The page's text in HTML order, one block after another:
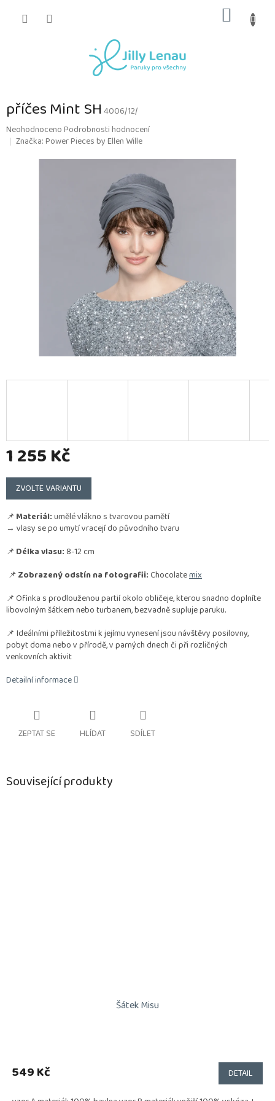
KOŠÍK
příčes Mint SH4006/12/
Průměrné
hodnocení
NeohodnocenoPodrobnosti hodnocení
Značka:Power Pieces by Ellen Wille
1 255 Kč
Měrná
cena:
ZVOLTE VARIANTU
📌Materiál:umělé vlákno s tvarovou pamětí
→ vlasy se po umytí vracejí do původního tvaru
📌Délka vlasu: 8-12 cm
📌Zobrazený odstín na fotografii: Chocolatemix
📌Ofinka s prodlouženou partií okolo obličeje, kterou snadno doplníte
libovolným šátkem nebo turbanem, bezvadně supluje paruku.
📌 Ideálními příležitostmi k jejímu vynesení jsou návštěvy posilovny,
pobyt doma nebo v přírodě, v parných dnech či při rozličných
venkovních aktivit
Detailní informace
ZEPTAT SE HLÍDAT SDÍLET
Související produkty
Šátek Misu
549 Kč DETAIL